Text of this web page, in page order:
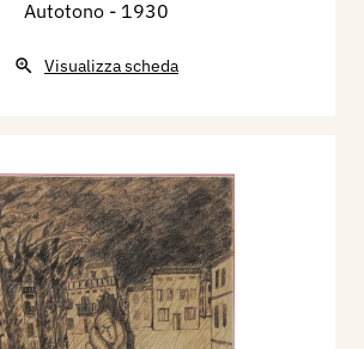
Autotono - 1930
Visualizza scheda